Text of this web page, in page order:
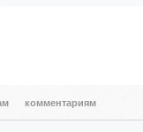
комментариям